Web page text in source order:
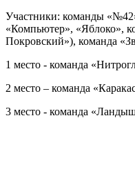
Участники: команды
«Компьютер», «Яблоко»,
Покровский»), команда
1 место - команда
2 место – команда
3 место - команда